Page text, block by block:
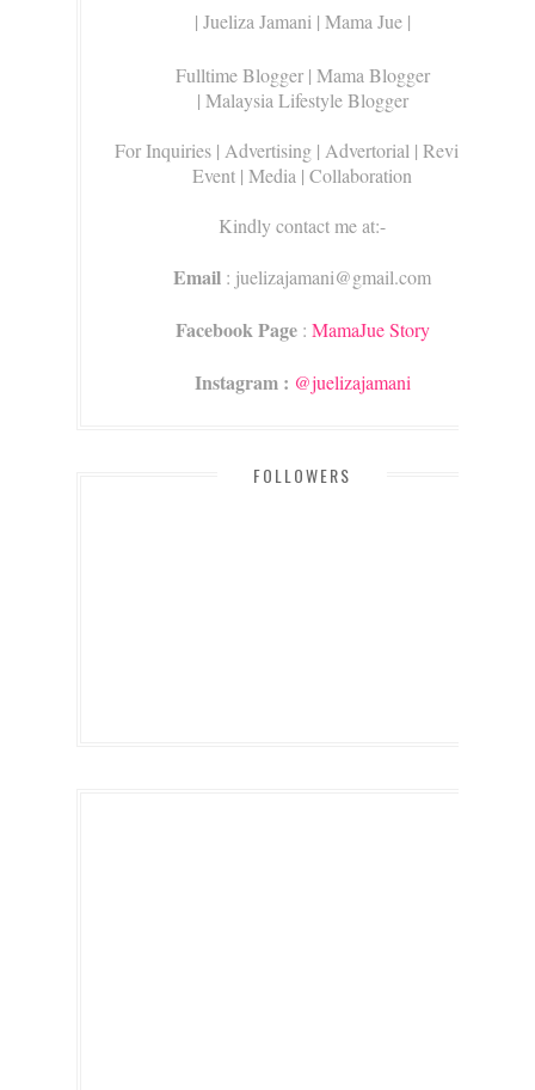
| Jueliza Jamani | Mama Jue |
Fulltime Blogger | Mama Blogger
| Malaysia Lifestyle Blogger
For Inquiries | Advertising | Advertorial | Review |
Event | Media | Collaboration
Kindly contact me at:-
Email : juelizajamani@gmail.com
Facebook Page: MamaJue Story
Instagram : @juelizajamani
FOLLOWERS